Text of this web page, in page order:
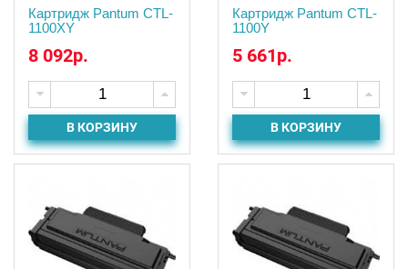
Картридж Pantum CTL-
1100XY
8 092р.
В КОРЗИНУ
Картридж Pantum CTL-
1100Y
5 661р.
В КОРЗИНУ